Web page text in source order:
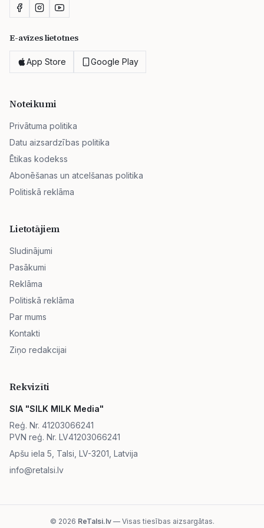
E-avīzes lietotnes
App Store Google Play
Noteikumi
Privātuma politika
Datu aizsardzības politika
Ētikas kodekss
Abonēšanas un atcelšanas politika
Politiskā reklāma
Lietotājiem
Sludinājumi
Pasākumi
Reklāma
Politiskā reklāma
Par mums
Kontakti
Ziņo redakcijai
Rekvizīti
SIA "SILK MILK Media"
Reģ. Nr. 41203066241
PVN reģ. Nr. LV41203066241
Apšu iela 5, Talsi, LV-3201, Latvija
info@retalsi.lv
© 2026 ReTalsi.lv— Visas tiesības aizsargātas.